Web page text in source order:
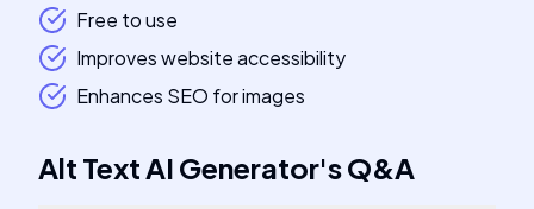
Free to use
Improves website accessibility
Enhances SEO for images
Alt Text AI Generator'sQ&A